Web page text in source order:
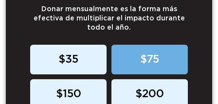
Donar mensualmente es la forma más
efectiva de multiplicar el impacto durante
todo el año.
$35 $75
$150 $200